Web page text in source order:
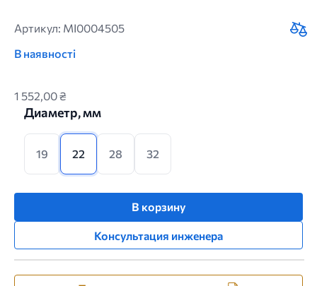
Артикул: MI0004505
В наявності
1 552,00 ₴
Диаметр, мм
19 22 28 32
В корзину
Консультация инженера